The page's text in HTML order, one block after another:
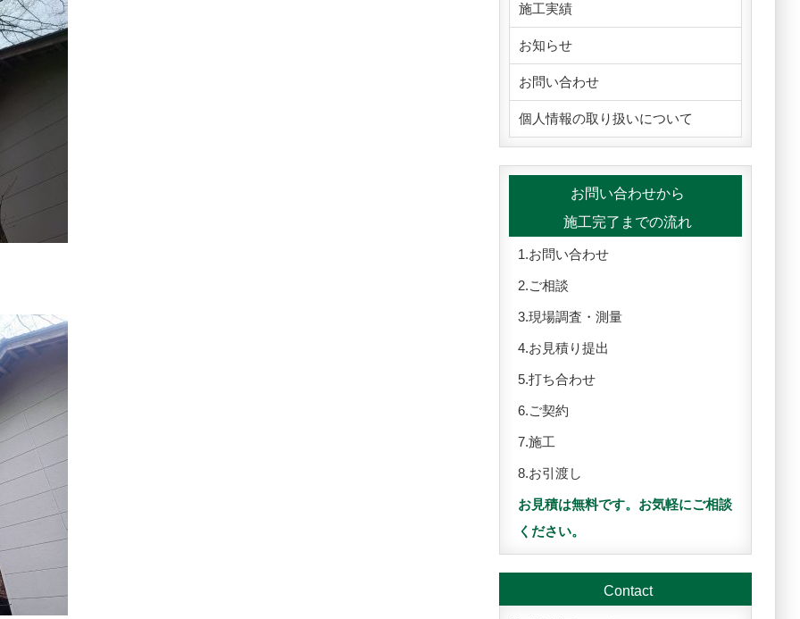
施工実績
お知らせ
お問い合わせ
個人情報の取り扱いについて
お問い合わせから
施工完了までの流れ
1.お問い合わせ
2.ご相談
3.現場調査・測量
4.お見積り提出
5.打ち合わせ
6.ご契約
7.施工
8.お引渡し
お見積は無料です。お気軽にご相談
ください。
Contact